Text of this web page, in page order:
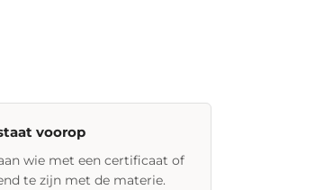
voorop
wie met een certificaat of
te zijn met de materie.